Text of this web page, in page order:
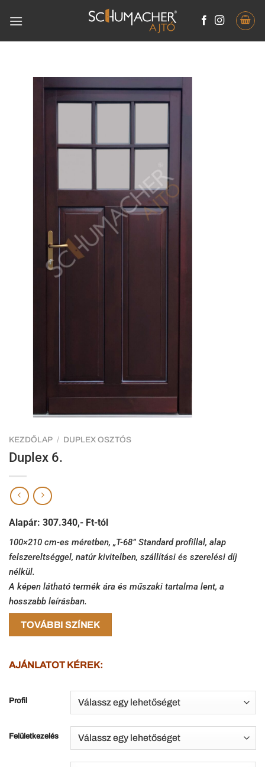
KEZDŐLAP / DUPLEX OSZTÓS
Duplex 6.
Alapár: 307.340,- Ft-tól
100×210 cm-es méretben, „T-68” Standard profillal, alap
felszereltséggel, natúr kivitelben, szállítási és szerelési díj
nélkül.
A képen látható termék ára és műszaki tartalma lent, a
hosszabb leírásban.
TOVÁBBI SZÍNEK
AJÁNLATOT KÉREK:
Profil
Felületkezelés